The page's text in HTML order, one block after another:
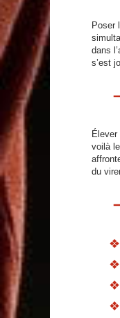
Poser
dans
s’est
voilà
du